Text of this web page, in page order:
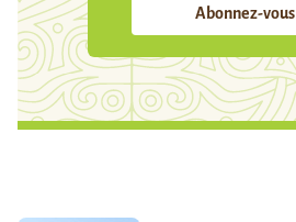
Abonnez-vous